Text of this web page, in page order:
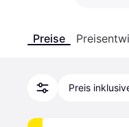
Preise
Preis